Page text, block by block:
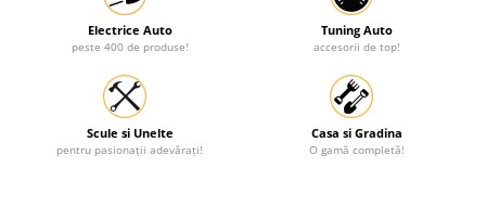
Electrice Auto
peste 400 de produse!
Tuning Auto
accesorii de top!
Scule si Unelte
pentru pasionații adevărați!
Casa si Gradina
O gamă completă!